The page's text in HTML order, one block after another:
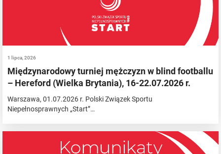
1 lipca, 2026
Międzynarodowy turniej mężczyzn w blind footballu
– Hereford (Wielka Brytania), 16-22.07.2026 r.
Warszawa, 01.07.2026 r. Polski Związek Sportu
Niepełnosprawnych „Start”…